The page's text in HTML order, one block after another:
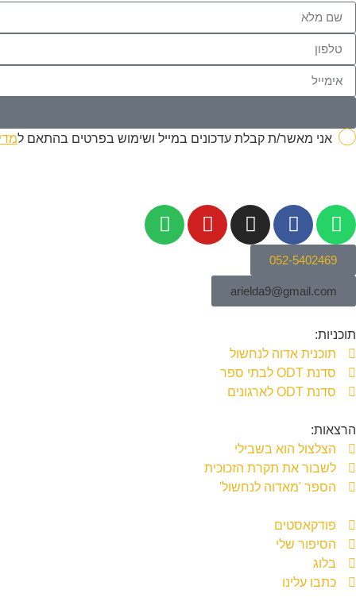
אני מאשר/ת קבלת עדכונים במייל ושימוש בפרטים בהתאם ל
052-5402469
arielda9@gmail.com
תוכניות:
תוכנית אדוה לנחשול
סדנת ODT לבתי ספר
סדנת ODT לארגונים
הרצאות:
הצלצול הוא בשבילי
לשבור את תקרת הזכוכית
הספר 'מאדוה לנחשול'
פודקאסטים
הסיפור שלי
בלוג
כתבו עלינו